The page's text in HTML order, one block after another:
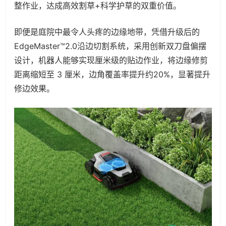
整作业，达成高效割草+科学护草的双重价值。
即便是庭院中最令人头疼的边缘地带，凭借升级后的
EdgeMaster™2.0沿边切割系统，采用创新双刀盘偏摆
设计，机器人能够实现厘米级的贴边作业，将边缘修剪
距离缩短至 3 厘米，边角覆盖率提升约20%，显著提升
修边效果。